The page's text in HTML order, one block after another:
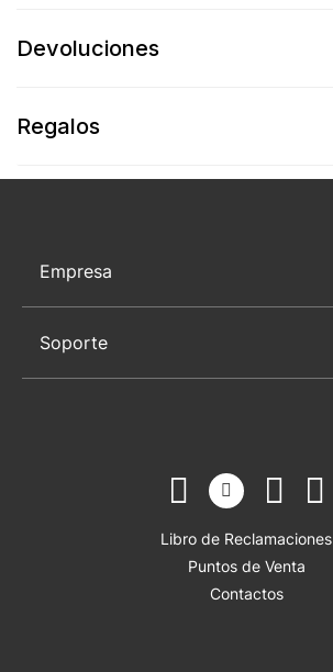
Devoluciones
Regalos
Empresa
Soporte
Libro de Reclamaciones
Puntos de Venta
Contactos